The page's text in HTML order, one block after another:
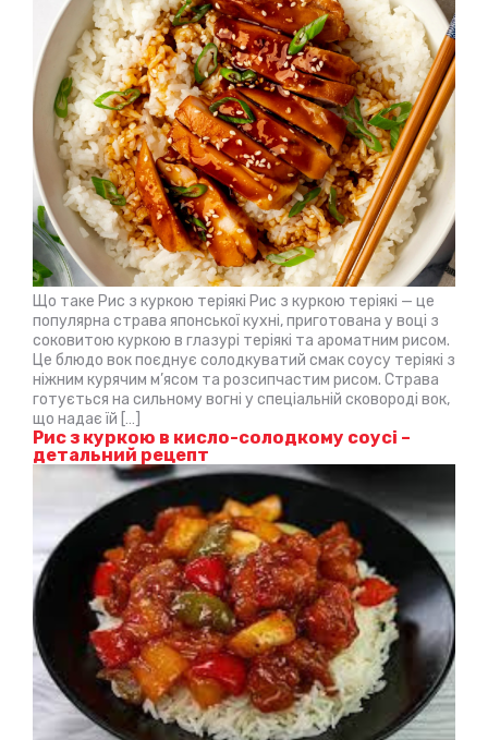
Що таке Рис з куркою теріякі Рис з куркою теріякі — це
популярна страва японської кухні, приготована у воці з
соковитою куркою в глазурі теріякі та ароматним рисом.
Це блюдо вок поєднує солодкуватий смак соусу теріякі з
ніжним курячим м’ясом та розсипчастим рисом. Страва
готується на сильному вогні у спеціальній сковороді вок,
що надає їй […]
Рис з куркою в кисло-солодкому соусі –
детальний рецепт